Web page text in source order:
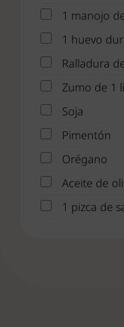
1 manojo
1 huevo
Ralladura
Zumo de 1
Soja
Pimentón
Orégano
Aceite de
1 pizca de